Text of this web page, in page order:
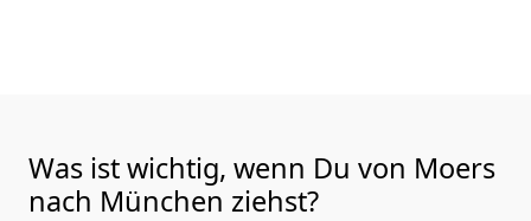
Was ist wichtig, wenn Du von Moers
nach München ziehst?